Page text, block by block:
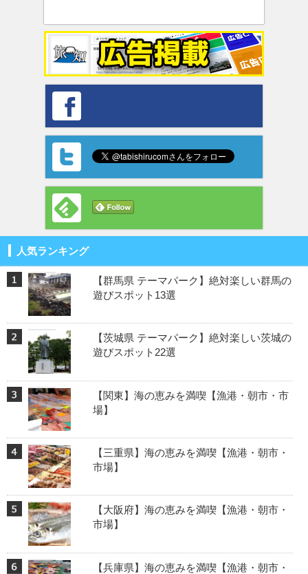
人気ランキング
【群馬県 テーマパーク】絶対楽しい群馬の
遊びスポット13選
【茨城県 テーマパーク】絶対楽しい茨城の
遊びスポット22選
【関東】海の恵みを満喫【漁港・朝市・市
場】
【三重県】海の恵みを満喫【漁港・朝市・
市場】
【大阪府】海の恵みを満喫【漁港・朝市・
市場】
【兵庫県】海の恵みを満喫【漁港・朝市・